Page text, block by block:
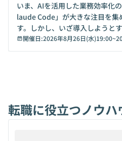
デモ
いま、AIを活用した業務効率化
laude Code」が大きな注目を集
す。しかし、いざ導入しようと
キュリティ面の懸念や権限管理の
から、気軽に使えないケースも
けでなく、想像以上の範囲まで自
ることは、まだあまり知られて
開催日:2026年8月26日(水)19:00~
転職に役立つノウハ